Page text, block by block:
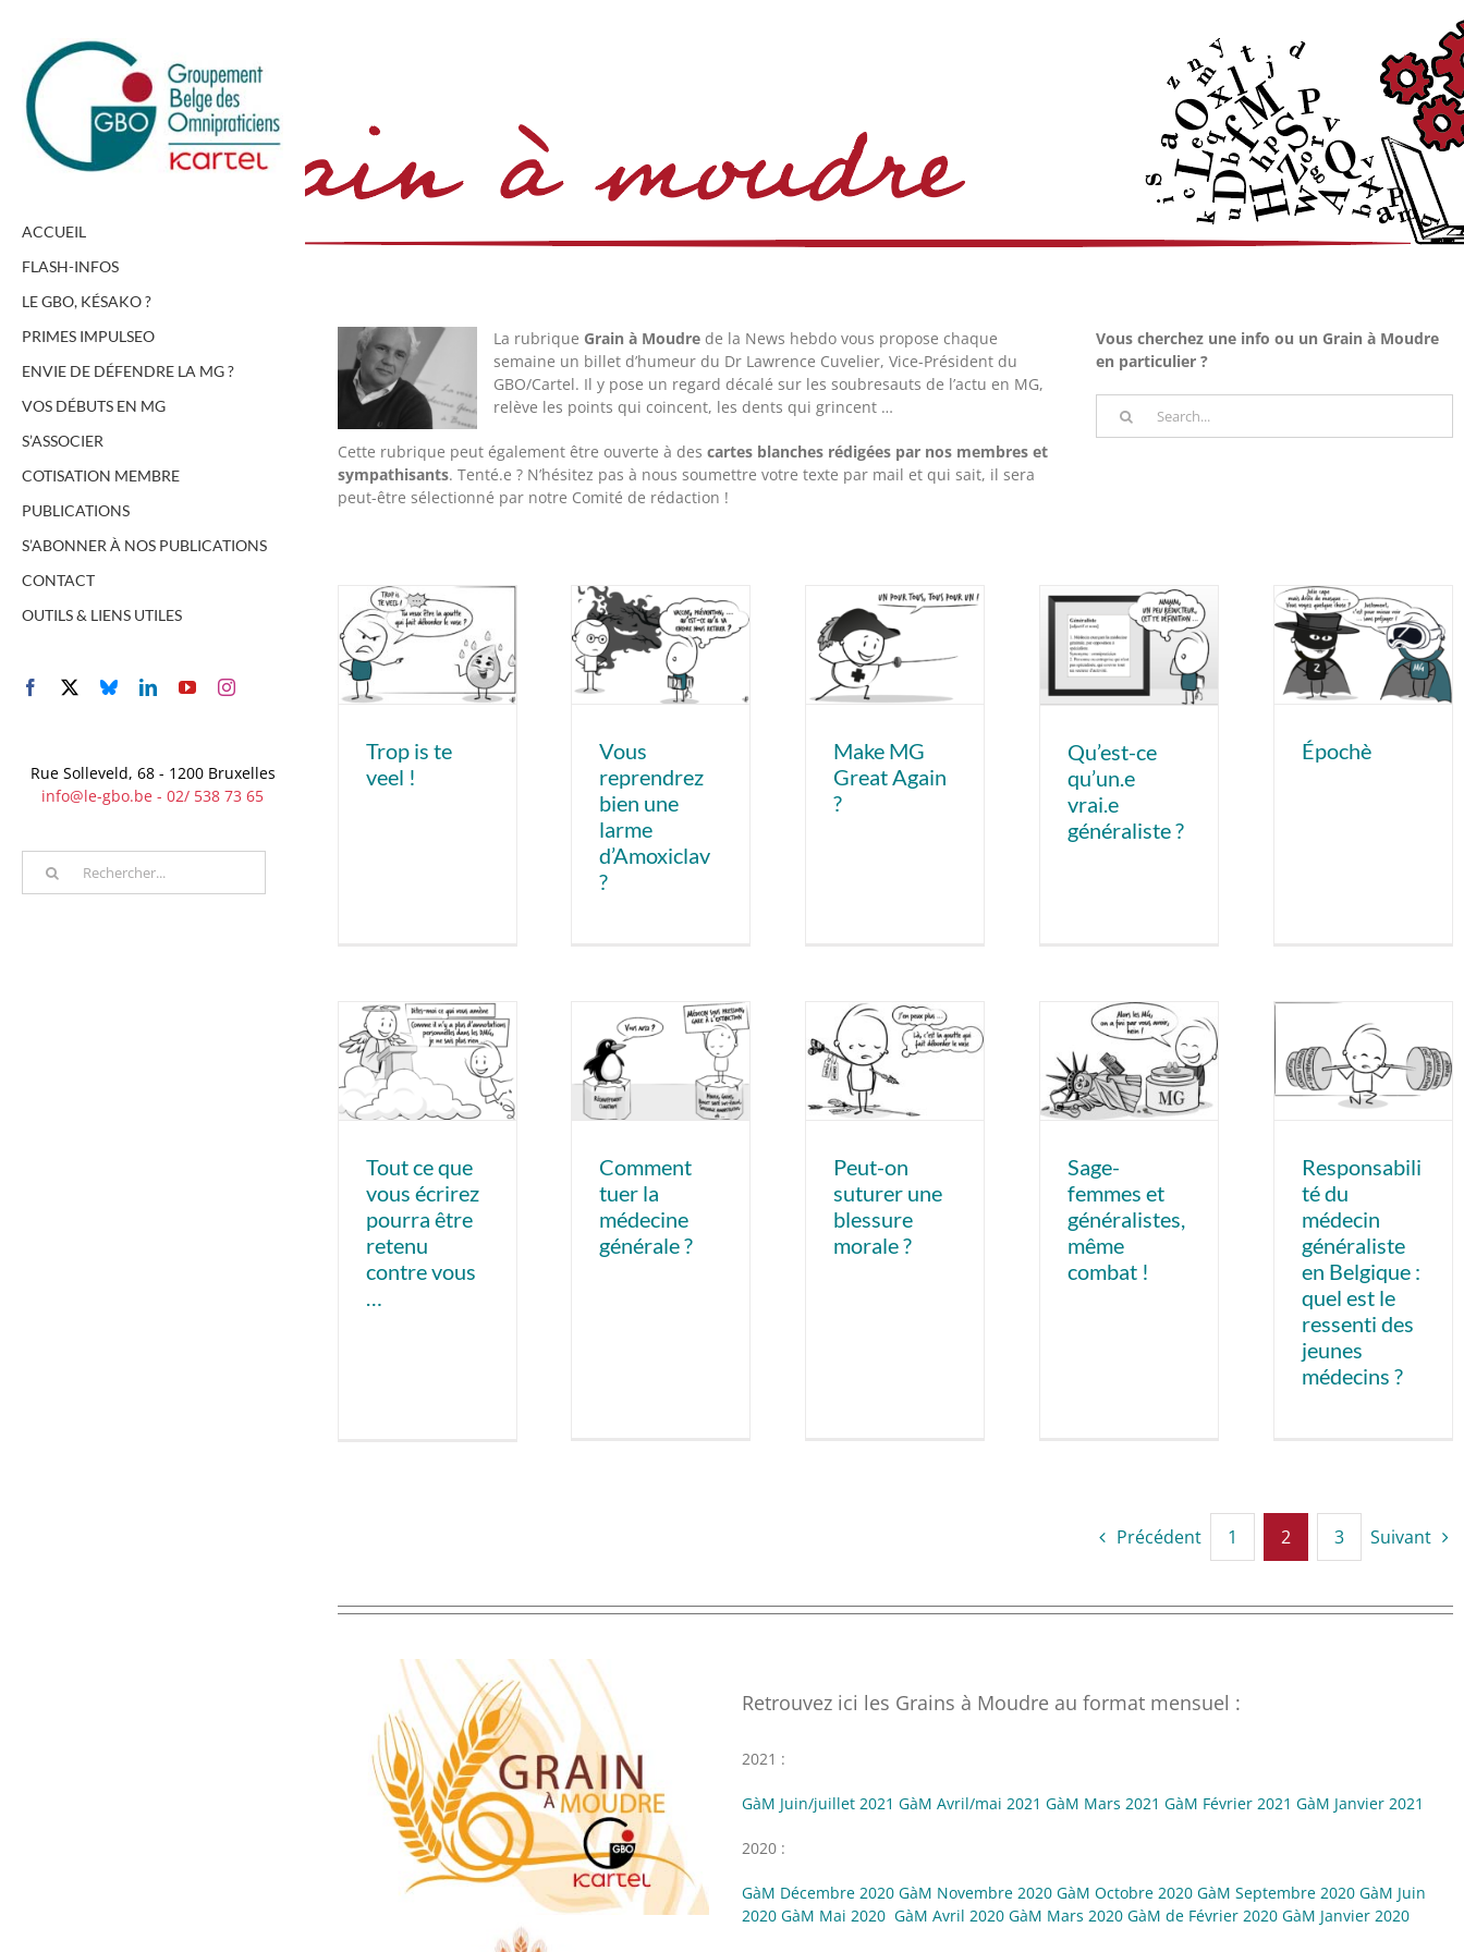
contenu
ACCUEIL
FLASH-INFOS
LE GBO, KÉSAKO ?
PRIMES IMPULSEO
ENVIE DE DÉFENDRE LA MG ?
VOS DÉBUTS EN MG
S’ASSOCIER
COTISATION MEMBRE
PUBLICATIONS
S’ABONNER À NOS PUBLICATIONS
CONTACT
OUTILS & LIENS UTILES
Facebook BlueskyLinkedInYouTubeInstagram
Rue Solleveld, 68 - 1200 Bruxelles
info@le-gbo.be - 02/ 538 73 65
La rubrique Grain à Moudre de la News hebdo vous propose chaque
semaine un billet d’humeur du Dr Lawrence Cuvelier, Vice-Président du
GBO/Cartel. Il y pose un regard décalé sur les soubresauts de l’actu en MG,
relève les points qui coincent, les dents qui grincent …
Cette rubrique peut également être ouverte à des cartes blanches rédigées par nos membres et
sympathisants. Tenté.e ? N’hésitez pas à nous soumettre votre texte par mail et qui sait, il sera
peut-être sélectionné par notre Comité de rédaction !
Vous cherchez une info ou un Grain à Moudre
en particulier ?
Trop is te
veel !
Vous
reprendrez
bien une
larme
d’Amoxiclav
?
Make MG
Great Again
?
Qu’est-ce
qu’un.e
vrai.e
généraliste ?
Épochè
Tout ce que
vous écrirez
pourra être
retenu
contre vous
…
Comment
tuer la
médecine
générale ?
Peut-on
suturer une
blessure
morale ?
Sage-
femmes et
généralistes,
même
combat !
Responsabili
té du
médecin
généraliste
en Belgique :
quel est le
ressenti des
jeunes
médecins ?
Précédent 1 2 3 Suivant
Retrouvez ici les Grains à Moudre au format mensuel :
2021 :
GàM Juin/juillet 2021 GàM Avril/mai 2021 GàM Mars 2021 GàM Février 2021 GàM Janvier 2021
2020 :
GàM Décembre 2020 GàM Novembre 2020 GàM Octobre 2020 GàM Septembre 2020 GàM Juin
2020 GàM Mai 2020 GàM Avril 2020 GàM Mars 2020 GàM de Février 2020 GàM Janvier 2020